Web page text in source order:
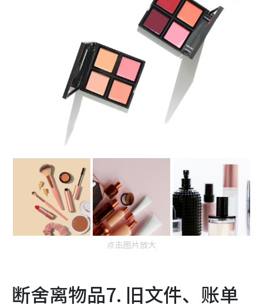
点击图片放大
断舍离物品7. 旧文件、账单